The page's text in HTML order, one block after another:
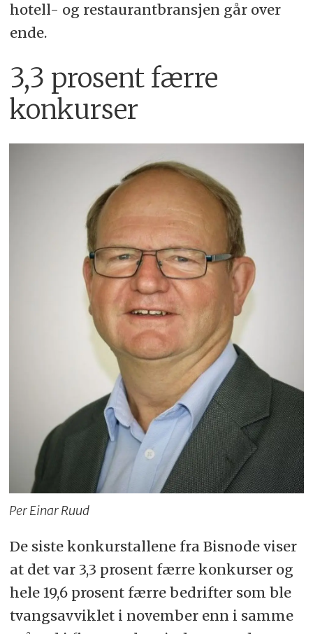
hotell- og restaurantbransjen går over
ende.
3,3 prosent færre
konkurser
Per Einar Ruud
De siste konkurstallene fra Bisnode viser
at det var 3,3 prosent færre konkurser og
hele 19,6 prosent færre bedrifter som ble
tvangsavviklet i november enn i samme